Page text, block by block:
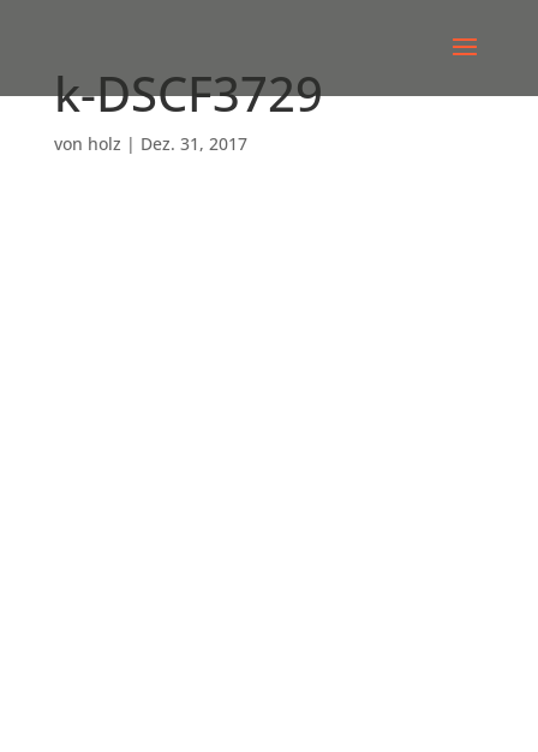
k-DSCF3729
von holz | Dez. 31, 2017